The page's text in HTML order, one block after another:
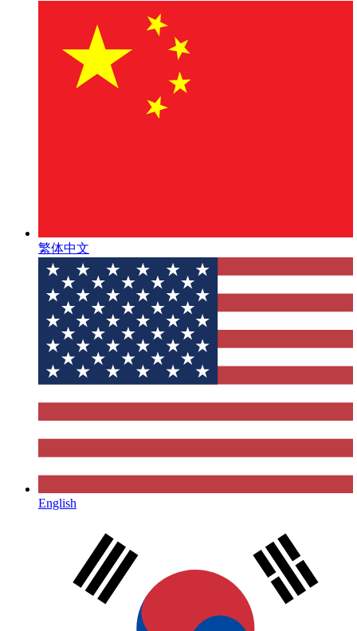
繁体中文
English